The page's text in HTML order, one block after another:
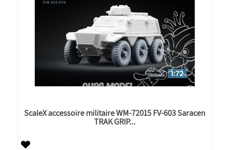
ScaleX accessoire militaire WM-72015 FV-603 Saracen
TRAK GRIP...